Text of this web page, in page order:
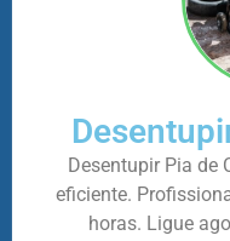
Desentupir Pia de
eficiente.
horas. Ligue